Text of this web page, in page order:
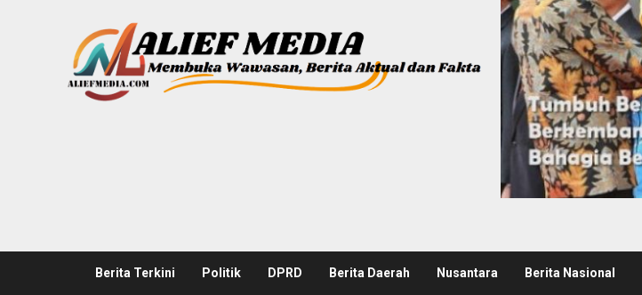
Berita Terkini Politik DPRD Berita Daerah Nusantara Berita Nasional